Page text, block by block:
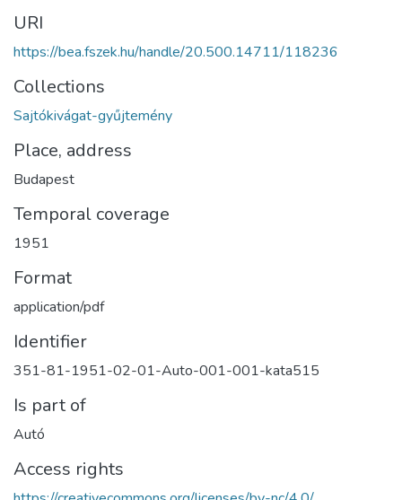
URI
https://bea.fszek.hu/handle/20.500.14711/118236
Collections
Sajtókivágat-gyűjtemény
Place, address
Budapest
Temporal coverage
1951
Format
application/pdf
Identifier
351-81-1951-02-01-Auto-001-001-kata515
Is part of
Autó
Access rights